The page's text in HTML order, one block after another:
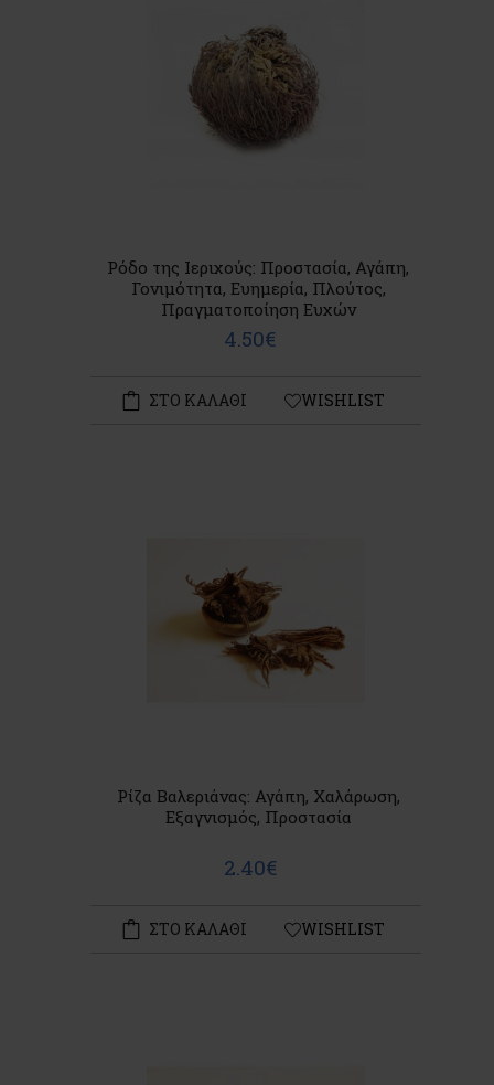
Ρόδο της Ιεριχούς: Προστασία, Αγάπη,
Γονιμότητα, Ευημερία, Πλούτος,
Πραγματοποίηση Ευχών
4.50€
ΣΤΟ ΚΑΛΑΘΙ WISHLIST
Ρίζα Βαλεριάνας: Αγάπη, Χαλάρωση,
Εξαγνισμός, Προστασία
2.40€
ΣΤΟ ΚΑΛΑΘΙ WISHLIST